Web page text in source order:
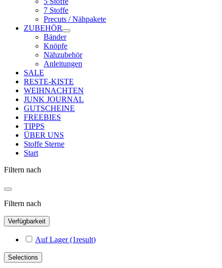
7 Stoffe
Precuts / Nähpakete
ZUBEHÖR
Bänder
Knöpfe
Nähzubehör
Anleitungen
SALE
RESTE-KISTE
WEIHNACHTEN
JUNK JOURNAL
GUTSCHEINE
FREEBIES
TIPPS
ÜBER UNS
Stoffe Sterne
Start
Filtern nach
Filtern nach
Verfügbarkeit
Auf Lager(1result)
Selections